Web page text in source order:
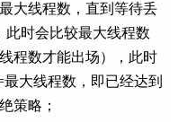
大线程数，直到等待丢
此时会比较最大线程数
程数才能出场），此时
大线程数，即已经达到
策略；